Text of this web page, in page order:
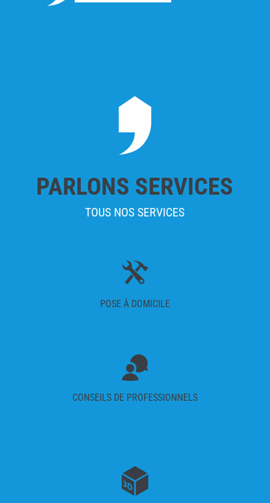
PARLONS SERVICES
TOUS NOS SERVICES
POSE À DOMICILE
CONSEILS DE PROFESSIONNELS